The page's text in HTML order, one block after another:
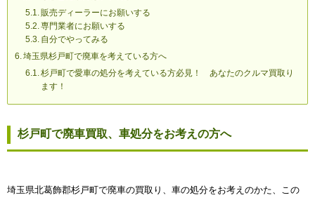
販売ディーラーにお願いする
専門業者にお願いする
自分でやってみる
埼玉県杉戸町で廃車を考えている方へ
杉戸町で愛車の処分を考えている方必見！ あなたのクルマ買取り
ます！
杉戸町で廃車買取、車処分をお考えの方へ
埼玉県北葛飾郡杉戸町で廃車の買取り、車の処分をお考えのかた、この